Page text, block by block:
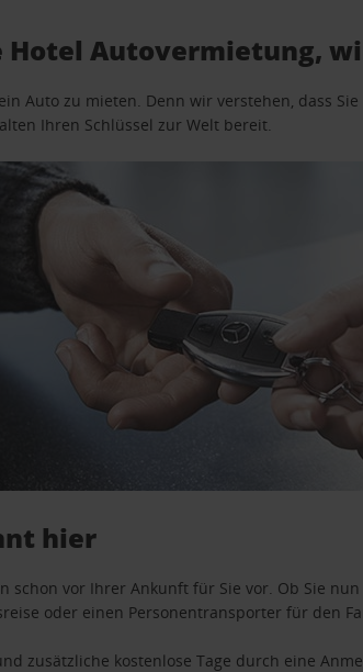
Hotel Autovermietung,
Auto zu mieten. Denn wir verstehen, dass
Ihren Schlüssel zur Welt bereit.
hier
schon vor Ihrer Ankunft für Sie vor. Ob Sie
oder einen Personentransporter für den
zusätzliche kostenlose Tage durch eine